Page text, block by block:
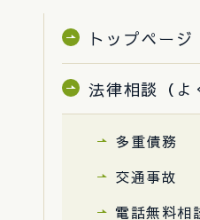
トップページ
法律相談（よ
多重債務
交通事故
電話無料相